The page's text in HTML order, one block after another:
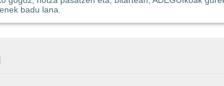
badu lana.